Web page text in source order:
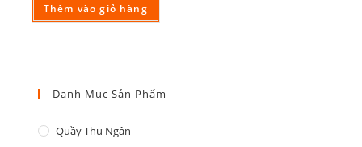
Thêm vào giỏ hàng
Danh Mục Sản Phẩm
Quầy Thu Ngân